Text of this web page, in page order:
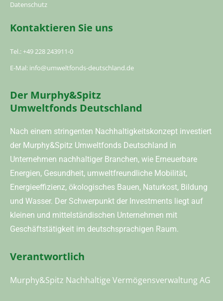
Datenschutz
Kontaktieren Sie uns
Tel.: +49 228 243911-0
E-Mal: info@umweltfonds-deutschland.de
Der Murphy&Spitz
Umweltfonds Deutschland
Nach einem stringenten Nachhaltigkeitskonzept investiert
der Murphy&Spitz Umweltfonds Deutschland in
Unternehmen nachhaltiger Branchen, wie Erneuerbare
Energien, Gesundheit, umweltfreundliche Mobilität,
Energieeffizienz, ökologisches Bauen, Naturkost, Bildung
und Wasser. Der Schwerpunkt der Investments liegt auf
kleinen und mittelständischen Unternehmen mit
Geschäftstätigkeit im deutschsprachigen Raum.
Verantwortlich
Murphy&Spitz Nachhaltige Vermögensverwaltung AG